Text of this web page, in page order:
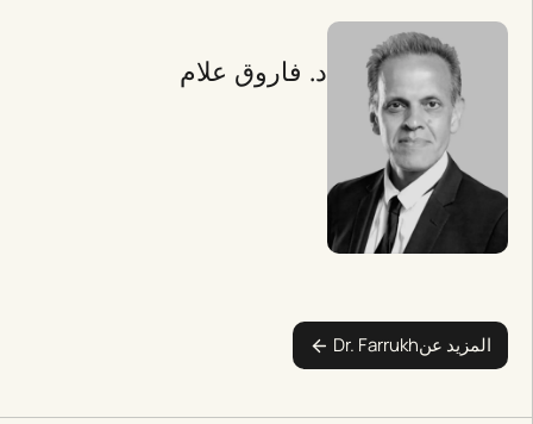
د. فاروق علام
المزيد عنDr. Farrukh